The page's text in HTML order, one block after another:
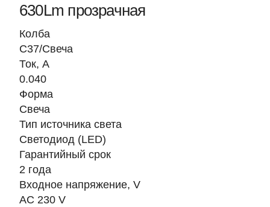
630Lm прозрачная
Колба
C37/Свеча
Ток, A
0.040
Форма
Свеча
Тип источника света
Светодиод (LED)
Гарантийный срок
2 года
Входное напряжение, V
AC 230 V